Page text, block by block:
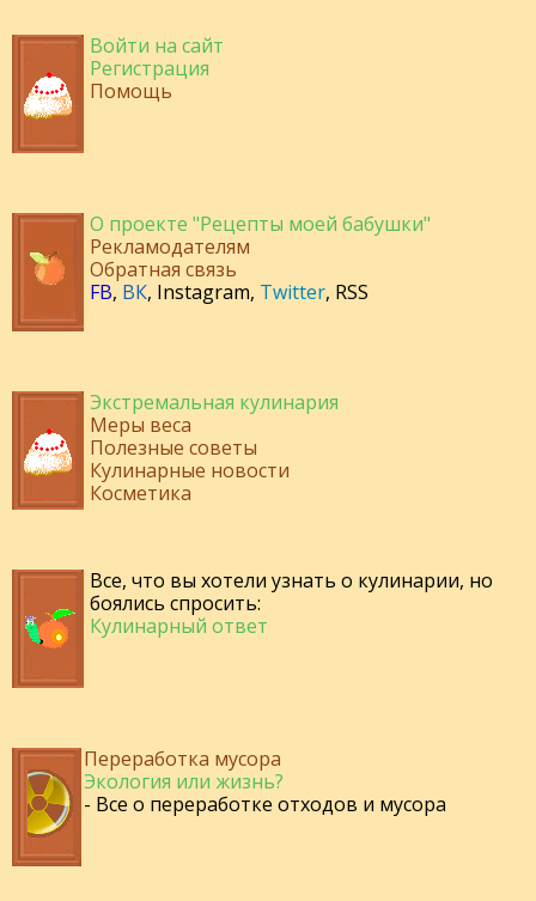
Войти на сайт
Регистрация
Помощь
О проекте "Рецепты моей бабушки"
Рекламодателям
Обратная связь
FB, ВК, Instagram, Twitter, RSS
Экстремальная кулинария
Меры веса
Полезные советы
Кулинарные новости
Косметика
Все, что вы хотели узнать о кулинарии, но
боялись спросить:
Кулинарный ответ
Переработка мусора
Экология или жизнь?
- Все о переработке отходов и мусора